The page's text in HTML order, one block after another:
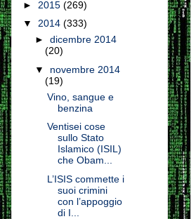
► 2015 (269)
▼ 2014 (333)
► dicembre 2014
(20)
▼ novembre 2014
(19)
Vino, sangue e
benzina
Ventisei cose
sullo Stato
Islamico (ISIL)
che Obam...
L’ISIS commette i
suoi crimini
con l’appoggio
di I...